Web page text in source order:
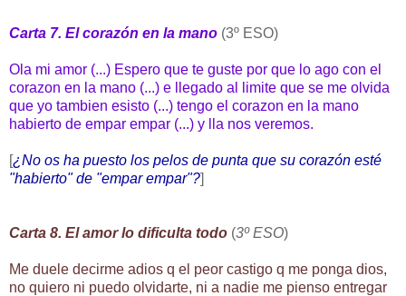
Carta 7. El corazón en la mano (3º ESO)
Ola mi amor (...) Espero que te guste por que lo ago con el
corazon en la mano (...) e llegado al limite que se me olvida
que yo tambien esisto (...) tengo el corazon en la mano
habierto de empar empar (...) y lla nos veremos.
[¿No os ha puesto los pelos de punta que su corazón esté
"habierto" de "empar empar"?]
Carta 8. El amor lo dificulta todo (3º ESO)
Me duele decirme adios q el peor castigo q me ponga dios,
no quiero ni puedo olvidarte, ni a nadie me pienso entregar